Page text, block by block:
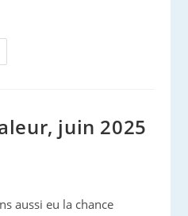
juin 2025
aussi eu la chance